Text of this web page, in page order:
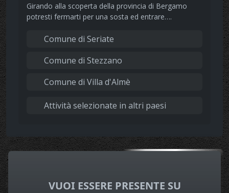
Girando alla scoperta della provincia di Bergamo
potresti fermarti per una sosta ed entrare….
Comune di Seriate
Comune di Stezzano
Comune di Villa d'Almè
Attività selezionate in altri paesi
VUOI ESSERE PRESENTE SU